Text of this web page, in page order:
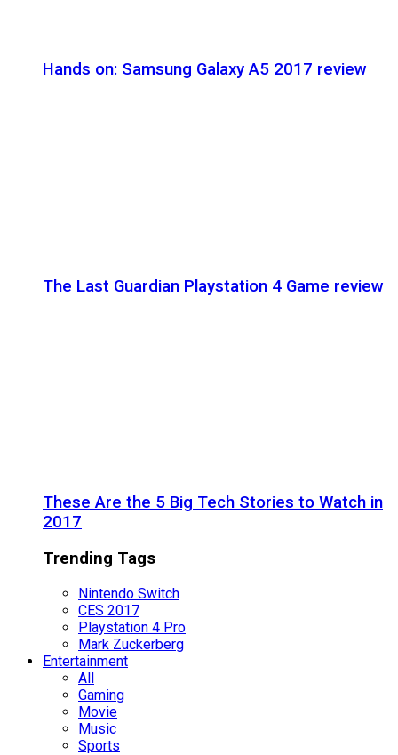
Hands on: Samsung Galaxy A5 2017 review
The Last Guardian Playstation 4 Game review
These Are the 5 Big Tech Stories to Watch in
2017
Trending Tags
Nintendo Switch
CES 2017
Playstation 4 Pro
Mark Zuckerberg
Entertainment
All
Gaming
Movie
Music
Sports